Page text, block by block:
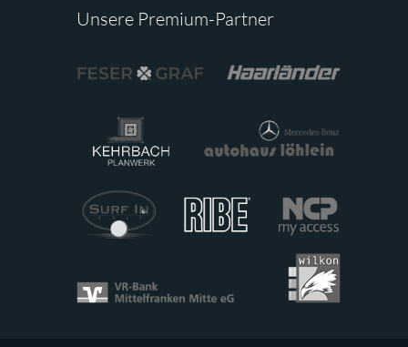
Unsere Premium-Partner